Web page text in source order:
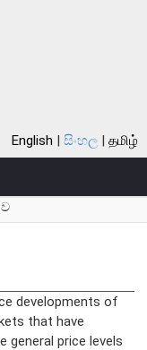
English සිංහල தமிழ்
developments of
that have
price levels